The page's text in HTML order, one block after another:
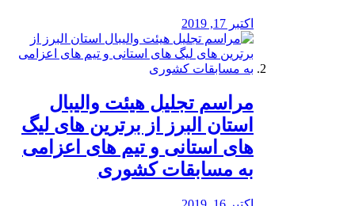
اکتبر 17, 2019
مراسم تجلیل هیئت والیبال
استان البرز از برترین های لیگ
های استانی و تیم های اعزامی
به مسابقات کشوری